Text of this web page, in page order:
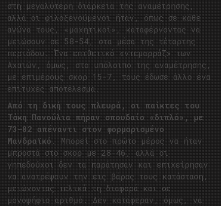
στη μεγαλύτερη διάρκεια της αναμέτρησης,
αλλά οι φιλοξενούμενοι ήταν, όπως σε κάθε
αγώνα τους, «μαχητικοί», καταφέρνοντας να
μειώσουν σε 58-54, στα μέσα της τέταρτης
περιόδου. Ένα επιθετικό «ντεμαρράζ» των
Αχαιών, όμως, στο υπόλοιπο της αναμέτρησης,
με επιμέρους σκορ 15-7, τους έδωσε άλλο ένα
επιτυχές αποτέλεσμα.
Από τη δική τους πλευρά, οι παίκτες του
Τάκη Πανούλια πήραν σπουδαίο «διπλό», με
73-82 απέναντι στον φορμαρισμένο
Μανδραϊκό . Μπορεί στο πρώτο μέρος να ήταν
μπροστά στο σκορ με 28-46, αλλά οι
γηπεδούχοι δεν τα παράτησαν και επιχείρησαν
να ανατρέψουν την εις βάρος τους κατάσταση,
μειώνοντας τελικά τη διαφορά και σε
μονοψήφιο αριθμό. Δεν κατάφεραν, όμως, να